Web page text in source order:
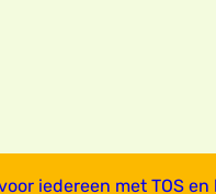
iedereen met TOS